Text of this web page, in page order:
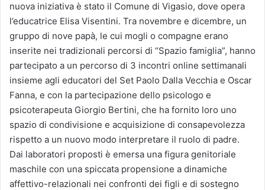
nuova iniziativa è stato il Comune di Vigasio, dove opera
l’educatrice Elisa Visentini. Tra novembre e dicembre, un
gruppo di nove papà, le cui mogli o compagne erano
inserite nei tradizionali percorsi di “Spazio famiglia”, hanno
partecipato a un percorso di 3 incontri online settimanali
insieme agli educatori del Set Paolo Dalla Vecchia e Oscar
Fanna, e con la partecipazione dello psicologo e
psicoterapeuta Giorgio Bertini, che ha fornito loro uno
spazio di condivisione e acquisizione di consapevolezza
rispetto a un nuovo modo interpretare il ruolo di padre.
Dai laboratori proposti è emersa una figura genitoriale
maschile con una spiccata propensione a dinamiche
affettivo-relazionali nei confronti dei figli e di sostegno